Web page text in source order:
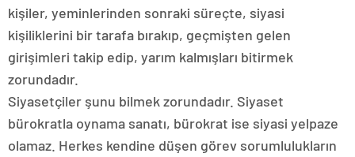
kişiler, yeminlerinden sonraki süreçte, siyasi
kişiliklerini bir tarafa bırakıp, geçmişten gelen
girişimleri takip edip, yarım kalmışları bitirmek
zorundadır.
Siyasetçiler şunu bilmek zorundadır. Siyaset
bürokratla oynama sanatı, bürokrat ise siyasi yelpaze
olamaz. Herkes kendine düşen görev sorumlulukların